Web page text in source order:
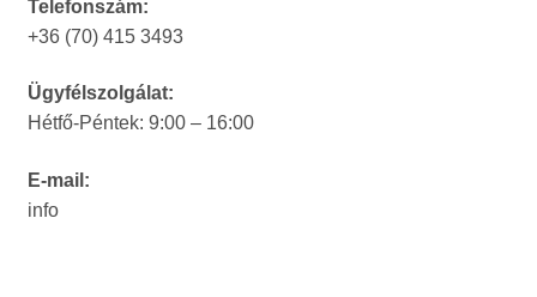
Telefonszám:
+36 (70) 415 3493
Ügyfélszolgálat:
Hétfő-Péntek: 9:00 – 16:00
E-mail:
info